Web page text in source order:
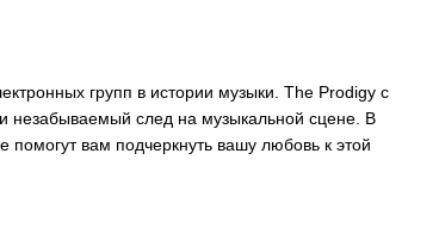
групп в истории музыки. The Prodigy с
незабываемый след на музыкальной сцене. В
вам подчеркнуть вашу любовь к этой